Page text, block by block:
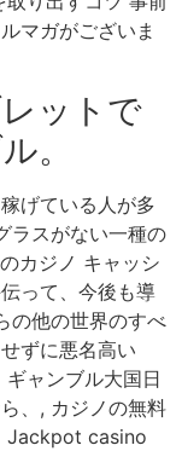
マガがございま
ットで
。
げている人が多
ラスがない一種の
カジノ キャッシ
って、今後も導
の他の世界のすべ
ずに悪名高い
ギャンブル大国日
、, カジノの無料
Jackpot casino